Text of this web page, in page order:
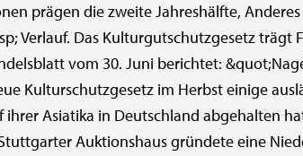
prägen die zweite Jahreshälfte,
Verlauf. Das Kulturgutschutzgesetz trägt
vom 30. Juni berichtet:
Kulturschutzgesetz im Herbst einige
ihrer Asiatika in Deutschland abgehalten
Auktionshaus gründete eine